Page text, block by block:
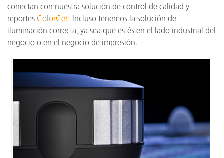
conectan con nuestra solución de control de calidad y
reportes ColorCert Incluso tenemos la solución de
iluminación correcta, ya sea que estés en el lado industrial del
negocio o en el negocio de impresión.